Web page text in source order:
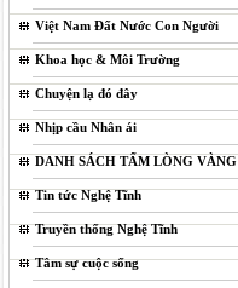
Việt Nam Đất Nước Con Người
Khoa học & Môi Trường
Chuyện lạ đó đây
Nhịp cầu Nhân ái
DANH SÁCH TẤM LÒNG VÀNG
Tin tức Nghệ Tĩnh
Truyền thống Nghệ Tĩnh
Tâm sự cuộc sống